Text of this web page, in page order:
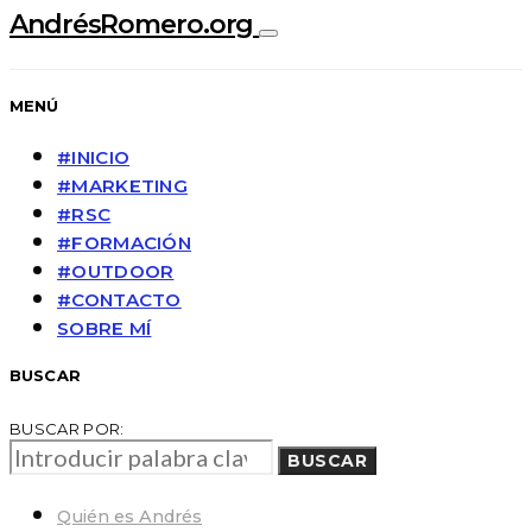
AndrésRomero.org
MENÚ
#INICIO
#MARKETING
#RSC
#FORMACIÓN
#OUTDOOR
#CONTACTO
SOBRE MÍ
BUSCAR
BUSCAR POR:
BUSCAR
Quién es Andrés